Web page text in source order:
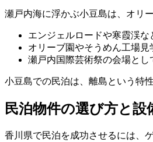
瀬戸内海に浮かぶ小豆島は、オリ
エンジェルロードや寒霞渓な
オリーブ園やそうめん工場見
瀬戸内国際芸術祭の会場とし
小豆島での民泊は、離島という特
民泊物件の選び方と設
香川県で民泊を成功させるには、